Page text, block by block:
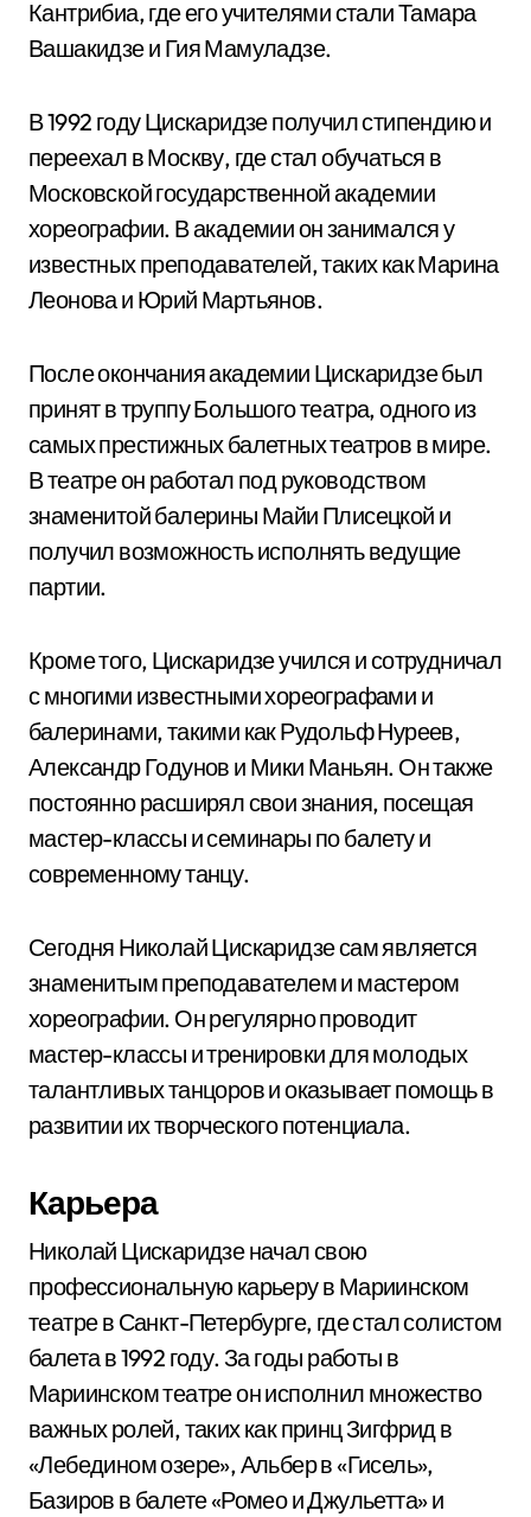
Кантрибиа, где его учителями стали Тамара
Вашакидзе и Гия Мамуладзе.
В 1992 году Цискаридзе получил стипендию и
переехал в Москву, где стал обучаться в
Московской государственной академии
хореографии. В академии он занимался у
известных преподавателей, таких как Марина
Леонова и Юрий Мартьянов.
После окончания академии Цискаридзе был
принят в труппу Большого театра, одного из
самых престижных балетных театров в мире.
В театре он работал под руководством
знаменитой балерины Майи Плисецкой и
получил возможность исполнять ведущие
партии.
Кроме того, Цискаридзе учился и сотрудничал
с многими известными хореографами и
балеринами, такими как Рудольф Нуреев,
Александр Годунов и Мики Маньян. Он также
постоянно расширял свои знания, посещая
мастер-классы и семинары по балету и
современному танцу.
Сегодня Николай Цискаридзе сам является
знаменитым преподавателем и мастером
хореографии. Он регулярно проводит
мастер-классы и тренировки для молодых
талантливых танцоров и оказывает помощь в
развитии их творческого потенциала.
Карьера
Николай Цискаридзе начал свою
профессиональную карьеру в Мариинском
театре в Санкт-Петербурге, где стал солистом
балета в 1992 году. За годы работы в
Мариинском театре он исполнил множество
важных ролей, таких как принц Зигфрид в
«Лебедином озере», Альбер в «Гисель»,
Базиров в балете «Ромео и Джульетта» и